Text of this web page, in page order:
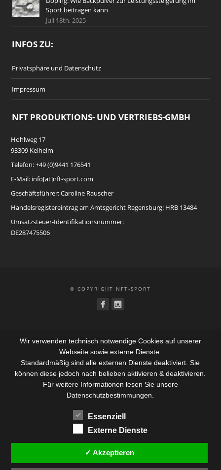
Sport beitragen kann
Juli 18th, 2025
INFOS ZU:
Privatsphäre und Datenschutz
Impressum
NFT PRODUKTIONS- UND VERTRIEBS-GMBH
Hohlweg 17
93309 Kelheim
Telefon: +49 (0)9441 176541
E-Mail: info[at]nft-sport.com
Geschäftsführer: Caroline Rauscher
Handelsregistereintrag am Amtsgericht Regensburg: HRB 13484
Umsatzsteuer-Identifikationsnummer:
DE287475506
© COPYRIGHT NFT-SPORT
Wir verwenden technisch notwendige Cookies auf unserer
Webseite sowie externe Dienste.
Standardmäßig sind alle externen Dienste deaktiviert. Sie
können diese jedoch nach belieben aktivieren & deaktivieren.
Für weitere Informationen lesen Sie unsere
Datenschutzbestimmungen.
Essenziell
Externe Dienste
✓ Akzeptieren